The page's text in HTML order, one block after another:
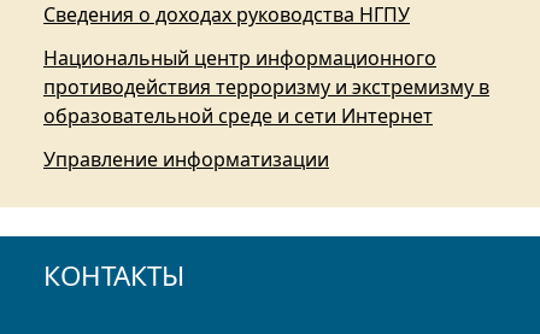
Сведения о доходах руководства НГПУ
Национальный центр информационного
противодействия терроризму и экстремизму в
образовательной среде и сети Интернет
Управление информатизации
КОНТАКТЫ